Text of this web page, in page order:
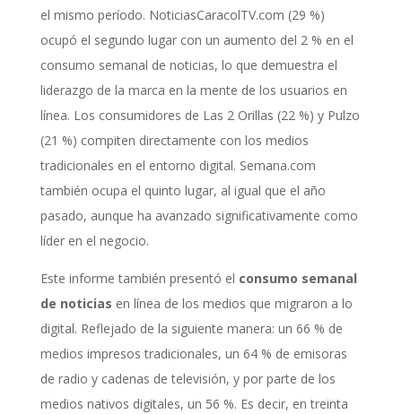
el mismo período. NoticiasCaracolTV.com (29 %)
ocupó el segundo lugar con un aumento del 2 % en el
consumo semanal de noticias, lo que demuestra el
liderazgo de la marca en la mente de los usuarios en
línea. Los consumidores de Las 2 Orillas (22 %) y Pulzo
(21 %) compiten directamente con los medios
tradicionales en el entorno digital. Semana.com
también ocupa el quinto lugar, al igual que el año
pasado, aunque ha avanzado significativamente como
líder en el negocio.
Este informe también presentó el consumo semanal
de noticias en línea de los medios que migraron a lo
digital. Reflejado de la siguiente manera: un 66 % de
medios impresos tradicionales, un 64 % de emisoras
de radio y cadenas de televisión, y por parte de los
medios nativos digitales, un 56 %. Es decir, en treinta